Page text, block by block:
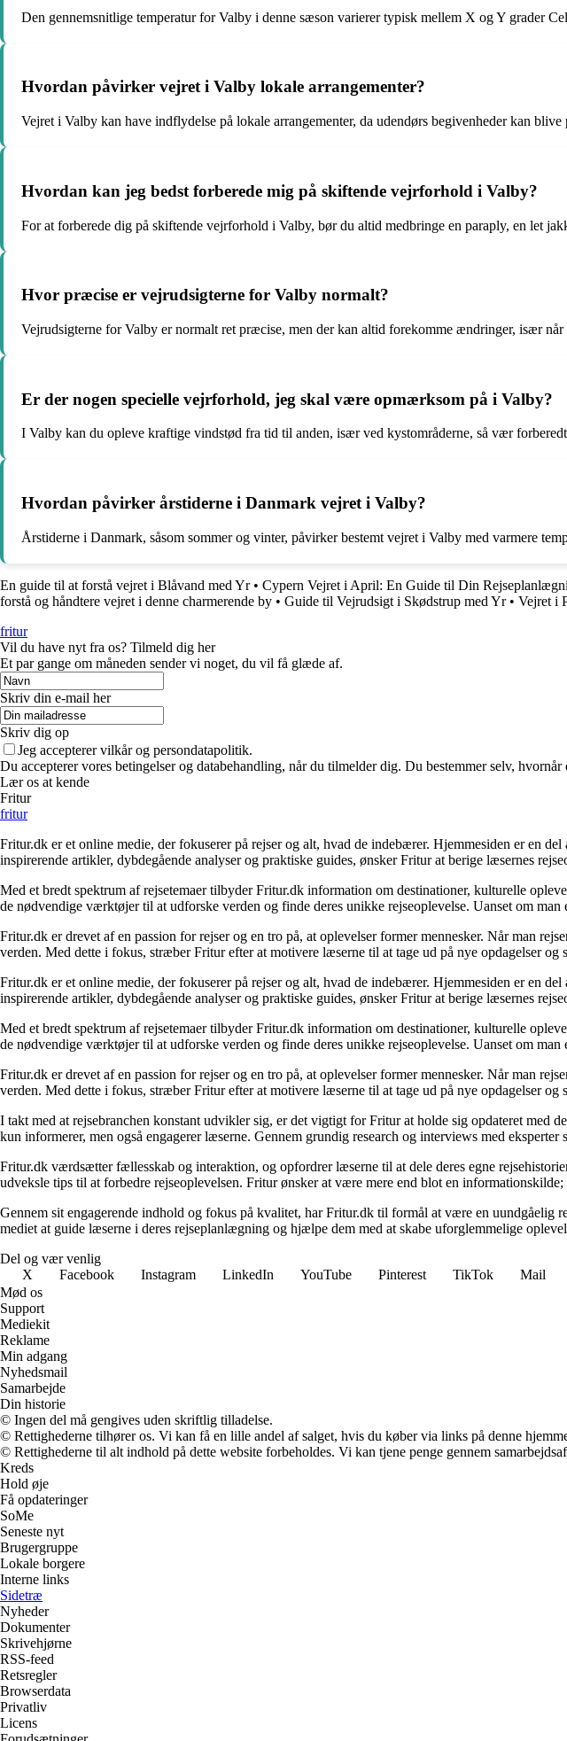
Den gennemsnitlige temperatur for Valby i denne sæson varierer typisk mellem X og Y grader
Hvordan påvirker vejret i Valby lokale arrangementer?
Vejret i Valby kan have indflydelse på lokale arrangementer, da udendørs begivenheder kan
Hvordan kan jeg bedst forberede mig på skiftende vejrforhold i Valby?
For at forberede dig på skiftende vejrforhold i Valby, bør du altid medbringe en paraply, en let
Hvor præcise er vejrudsigterne for Valby normalt?
Vejrudsigterne for Valby er normalt ret præcise, men der kan altid forekomme ændringer, især når
Er der nogen specielle vejrforhold, jeg skal være opmærksom på i Valby?
I Valby kan du opleve kraftige vindstød fra tid til anden, især ved kystområderne, så vær
Hvordan påvirker årstiderne i Danmark vejret i Valby?
Årstiderne i Danmark, såsom sommer og vinter, påvirker bestemt vejret i Valby med varmere
En guide til at forstå vejret i Blåvand med Yr• Cypern Vejret i April: En Guide til Din
forstå og håndtere vejret i denne charmerende by • Guide til Vejrudsigt i Skødstrup med Yr• Vejret i
fritur
Vil du have nyt fra os? Tilmeld dig her
Et par gange om måneden sender vi noget, du vil få glæde af.
Skriv din e-mail her
Skriv dig op
Jeg accepterer vilkår og persondatapolitik.
Du accepterer vores betingelser og databehandling, når du tilmelder dig. Du bestemmer selv, hvornår
Lær os at kende
Fritur
fritur
Fritur.dk er et online medie, der fokuserer på rejser og alt, hvad de indebærer. Hjemmesiden er en
inspirerende artikler, dybdegående analyser og praktiske guides, ønsker Fritur at berige læsernes
Med et bredt spektrum af rejsetemaer tilbyder Fritur.dk information om destinationer, kulturelle
de nødvendige værktøjer til at udforske verden og finde deres unikke rejseoplevelse. Uanset om
Fritur.dk er drevet af en passion for rejser og en tro på, at oplevelser former mennesker. Når man
verden. Med dette i fokus, stræber Fritur efter at motivere læserne til at tage ud på nye opdagelser og
Fritur.dk er et online medie, der fokuserer på rejser og alt, hvad de indebærer. Hjemmesiden er en
inspirerende artikler, dybdegående analyser og praktiske guides, ønsker Fritur at berige læsernes
Med et bredt spektrum af rejsetemaer tilbyder Fritur.dk information om destinationer, kulturelle
de nødvendige værktøjer til at udforske verden og finde deres unikke rejseoplevelse. Uanset om
Fritur.dk er drevet af en passion for rejser og en tro på, at oplevelser former mennesker. Når man
verden. Med dette i fokus, stræber Fritur efter at motivere læserne til at tage ud på nye opdagelser og
I takt med at rejsebranchen konstant udvikler sig, er det vigtigt for Fritur at holde sig opdateret med
kun informerer, men også engagerer læserne. Gennem grundig research og interviews med
Fritur.dk værdsætter fællesskab og interaktion, og opfordrer læserne til at dele deres egne
udveksle tips til at forbedre rejseoplevelsen. Fritur ønsker at være mere end blot en
Gennem sit engagerende indhold og fokus på kvalitet, har Fritur.dk til formål at være en
mediet at guide læserne i deres rejseplanlægning og hjælpe dem med at skabe uforglemmelige
Del og vær venlig
X
Facebook Instagram LinkedIn YouTube Pinterest TikTok Mail
Mød os
Support
Mediekit
Reklame
Min adgang
Nyhedsmail
Samarbejde
Din historie
© Ingen del må gengives uden skriftlig tilladelse.
© Rettighederne tilhører os. Vi kan få en lille andel af salget, hvis du køber via links på denne
© Rettighederne til alt indhold på dette website forbeholdes. Vi kan tjene penge gennem
Kreds
Hold øje
Få opdateringer
SoMe
Seneste nyt
Brugergruppe
Lokale borgere
Interne links
Sidetræ
Nyheder
Dokumenter
Skrivehjørne
RSS-feed
Retsregler
Browserdata
Privatliv
Licens